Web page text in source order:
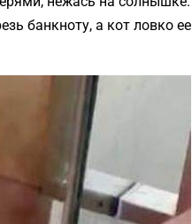
банкноту, а кот ловко ее